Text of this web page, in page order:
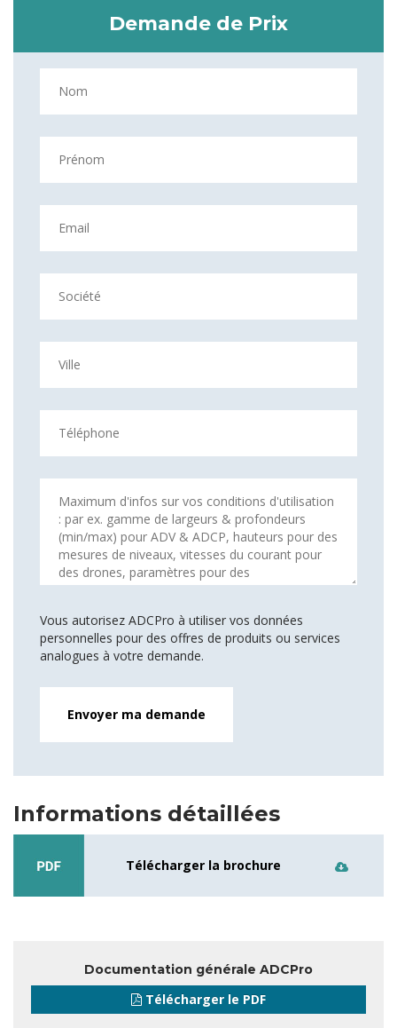
Demande de Prix
Vous autorisez ADCPro à utiliser vos données
personnelles pour des offres de produits ou services
analogues à votre demande.
Informations détaillées
Télécharger la brochure
Documentation générale ADCPro
Télécharger le PDF